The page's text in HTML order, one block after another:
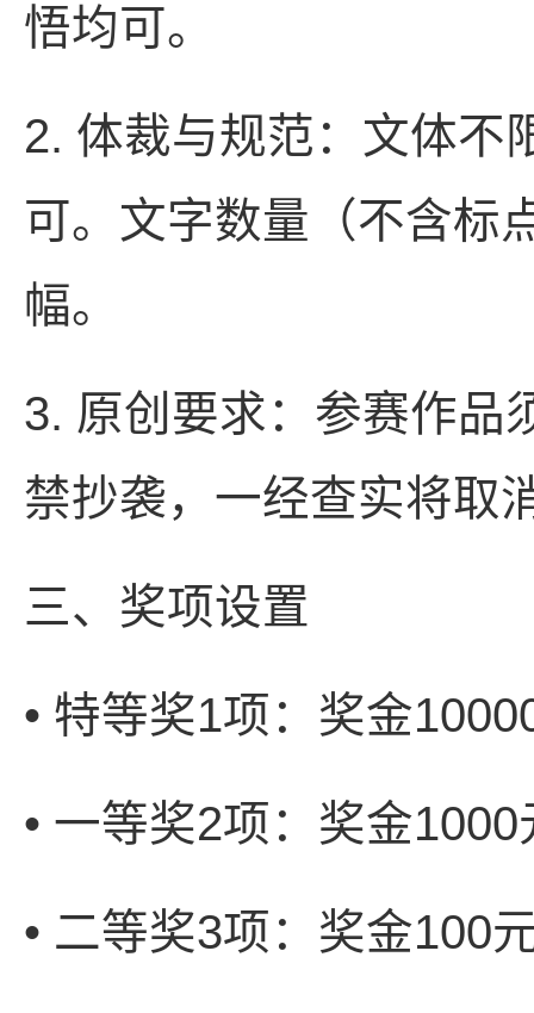
悟均可。
2. 体裁与规范：文体不
可。文字数量（不含标
幅。
3. 原创要求：参赛作品
禁抄袭，一经查实将取
三、奖项设置
• 特等奖1项：奖金
• 一等奖2项：奖金
• 二等奖3项：奖金100